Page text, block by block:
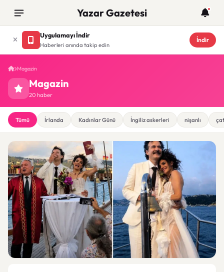
Yazar Gazetesi
Uygulamayı İndir
Haberleri anında takip edin
İndir
Magazin
Magazin
20 haber
Tümü İrlanda Kadınlar Günü İngiliz askerleri nişanlı